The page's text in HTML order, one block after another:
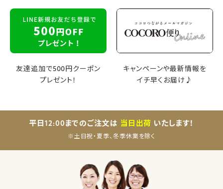
友達追加で500円クーポン
プレゼント！
キャンペーンや最新情報を
イチ早くお届け♪
平日12:00までのご注文は 当日出荷 いたします！
※土日祝・夏季、冬季休業を除く